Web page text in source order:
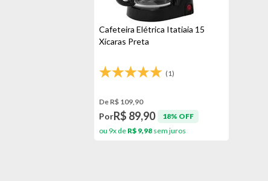
Cafeteira Elétrica Itatiaia 15
Xícaras Preta
(1)
De R$ 109,90
PorR$ 89,90
18% OFF
ou 9x de R$ 9,98 sem juros